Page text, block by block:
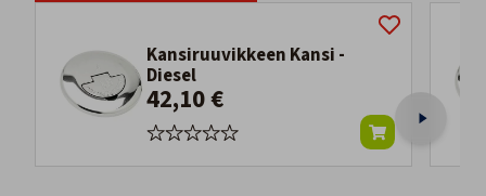
Kansiruuvikkeen Kansi -
Diesel
42,10 €